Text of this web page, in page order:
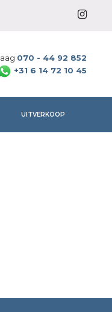
070 - 44 92 852
+31 6 14 72 10 45
UITVERKOOP